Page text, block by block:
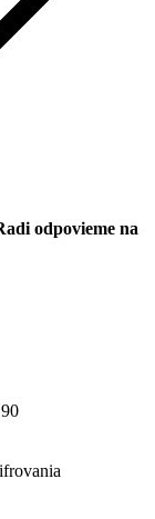
odpovieme na